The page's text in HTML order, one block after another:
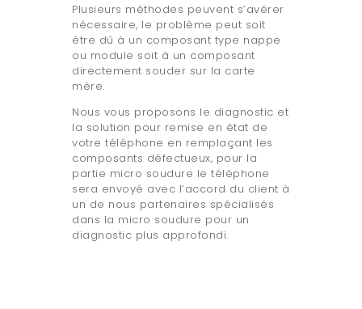
Plusieurs méthodes peuvent s’avérer
nécessaire, le problème peut soit
être dû à un composant type nappe
ou module soit à un composant
directement souder sur la carte
mère.
Nous vous proposons le diagnostic et
la solution pour remise en état de
votre téléphone en remplaçant les
composants défectueux, pour la
partie micro soudure le téléphone
sera envoyé avec l’accord du client à
un de nous partenaires spécialisés
dans la micro soudure pour un
diagnostic plus approfondi.